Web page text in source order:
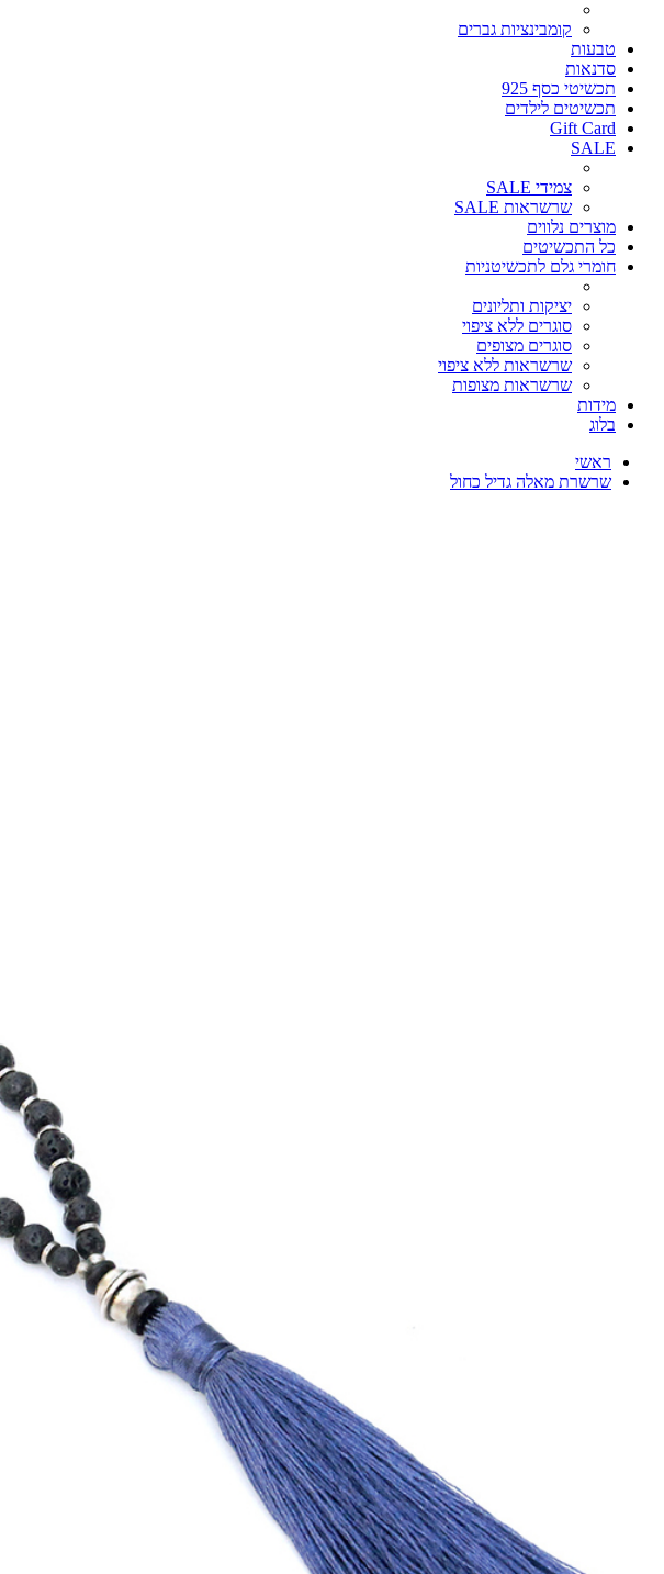
קומבינציות גברים
טבעות
סדנאות
תכשיטי כסף 925
תכשיטים לילדים
Gift Card
SALE
צמידי SALE
שרשראות SALE
מוצרים נלווים
כל התכשיטים
חומרי גלם לתכשיטניות
יציקות ותליונים
סוגרים ללא ציפוי
סוגרים מצופים
שרשראות ללא ציפוי
שרשראות מצופות
מידות
בלוג
ראשי
שרשרת מאלה גדיל כחול